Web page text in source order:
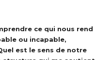
ce qui nous rend
ou incapable,
est le sens de notre